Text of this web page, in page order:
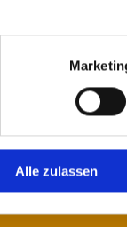
Alle zulassen